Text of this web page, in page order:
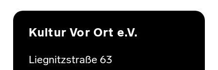
Skip back to main navigation
Kultur Vor Ort e.V.
Liegnitzstraße 63